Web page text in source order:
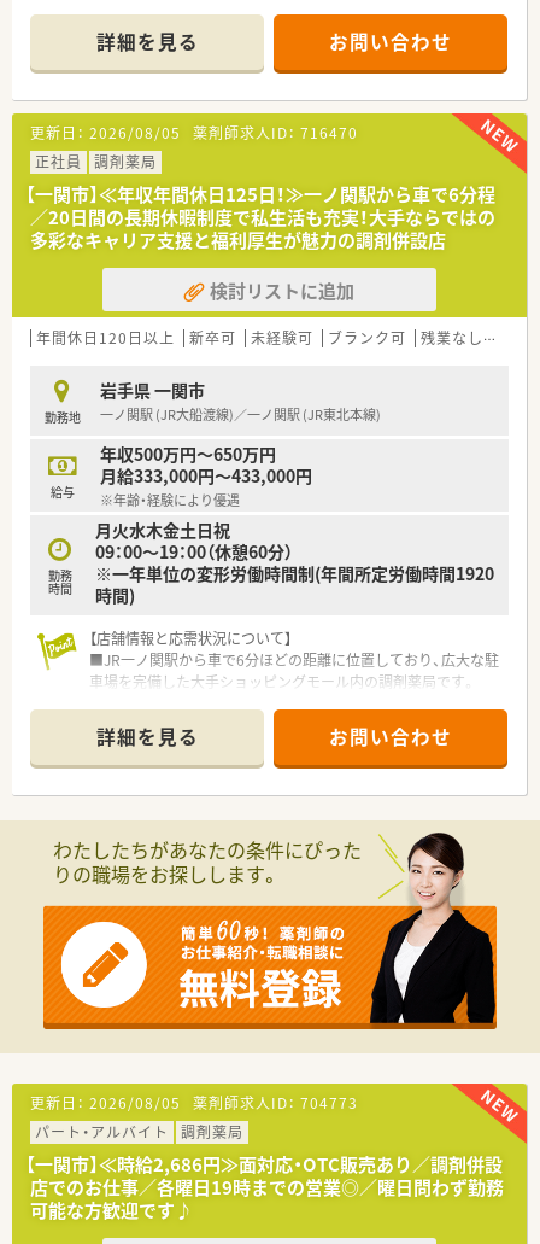
方箋を応需しています
■薬剤師は常勤2名とパート1名の体制で、事務員3名と共に協力
して業務を行っています
【募集背景と求める人物像について】
■患者様サービスの向上と体制強化のため、新たに常勤として働
ける方を増員募集します
■地域医療への貢献に意欲的で、患者様一人ひとりに寄り添った
対応ができる方を求めます
■将来的な管理薬剤師候補としても期待しており、長く腰を据え
て働きたい方を歓迎します
【法人特徴について】
■岩手県内の一関市を中心に調剤薬局を展開しており、地域に深
く根差した経営を行っています
も助け合える風土があります
■転居を伴う転勤は発生しないため、地元で安定した生活基盤を
築きたい方に最適です
詳細を見る お問い合わせ
更新日： 2026/08/05 薬剤師求人ID： 716470
正社員
調剤薬局
【一関市】≪年収年間休日125日！≫一ノ関駅から車で6分程
／20日間の長期休暇制度で私生活も充実！大手ならではの
多彩なキャリア支援と福利厚生が魅力の調剤併設店
検討リストに追加
年間休日120日以上 新卒可 未経験可 ブランク可 残業なし(ほぼなし含む)
勤務地
岩手県 一関市
一ノ関駅 (JR大船渡線)／一ノ関駅 (JR東北本線)
給与
年収500万円～650万円
月給333,000円～433,000円
※年齢・経験により優遇
勤務
時間
月火水木金土日祝
09：00～19：00（休憩60分）
※一年単位の変形労働時間制(年間所定労働時間1920
時間)
【店舗情報と応需状況について】
■JR一ノ関駅から車で6分ほどの距離に位置しており、広大な駐
車場を完備した大手ショッピングモール内の調剤薬局です。
しており、毎月約800枚という豊富な処方箋数に対応していま
す。
■面分業がメインのため、取り扱う医薬品の品目数が非常に多
く、幅広い処方知識を吸収しながらスキルアップを目指せます。
■国内の小売業界で圧倒的なシェアを誇る大手グループが運営
しており、非常に安定した経営基盤と福利厚生が大きな魅力で
■ショッピングモールを地域医療の拠点と捉え、衣食住の全てか
ら健康をトータルサポートする事業を展開しております。
■地域社会のニーズを先取りするヘルスケアステーションとし
て、薬剤師が中心となって健康づくりに寄与できる組織です。
【こんな方にオススメ】
■今の職場よりも休日数を増やしたい方や、決まった時期に長い
■将来的に薬局運営以外のキャリアも視野に入れており、大手企
業の基盤を活かして多様な職種に挑戦したい意欲的な方です。
■充実した住宅助成や子女教育手当などの福利厚生を重視し、生
活の基盤を安定させながら長く働き続けたい方に最適です。
詳細を見る お問い合わせ
わたしたちがあなたの条件にぴった
りの職場をお探しします。
更新日： 2026/08/05 薬剤師求人ID： 704773
パート・アルバイト
調剤薬局
【一関市】≪時給2,686円≫面対応・OTC販売あり／調剤併設
店でのお仕事／各曜日19時までの営業◎／曜日問わず勤務
可能な方歓迎です♪